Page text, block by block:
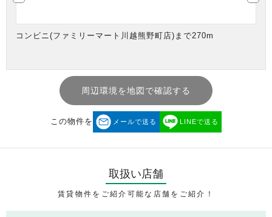
コンビニ(ファミリーマート川越熊野町店)まで270m
周辺環境を地図で確認する
この物件を メールで送る LINEで送る
取扱い店舗
賃貸物件をご紹介可能な店舗をご紹介！